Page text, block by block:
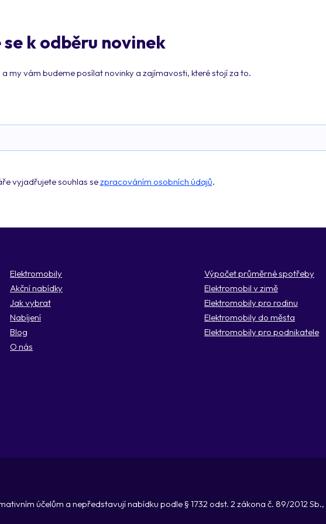
k odběru novinek
my vám budeme posílat novinky a zajímavosti, které stojí za to.
vyjadřujete souhlas sezpracováním osobních údajů.
Elektromobily
Akční nabídky
Jak vybrat
Nabíjení
Blog
O nás
Výpočet průměrné spotřeby
Elektromobil v zimě
Elektromobily pro rodinu
Elektromobily do města
Elektromobily pro podnikatele
účelům a nepředstavují nabídku podle § 1732 odst. 2 zákona č. 89/2012